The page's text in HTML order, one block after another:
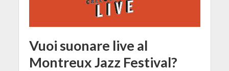
Vuoi suonare live al
Montreux Jazz Festival?